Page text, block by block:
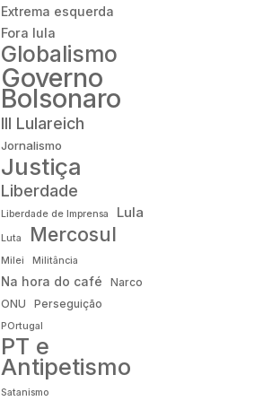
Extrema esquerda
Fora lula
Globalismo
Governo
Bolsonaro
III Lulareich
Jornalismo
Justiça
Liberdade
Liberdade de Imprensa Lula
Luta Mercosul
Milei Militância
Na hora do café
Narco
ONU
Perseguição
POrtugal
PT e
Antipetismo
Satanismo